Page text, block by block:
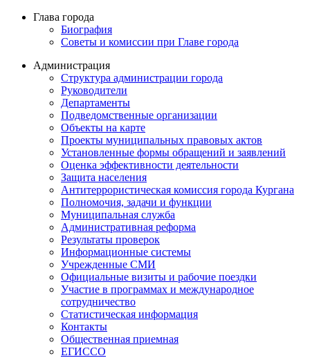
Глава города
Биография
Советы и комиссии при Главе города
Администрация
Структура администрации города
Руководители
Департаменты
Подведомственные организации
Объекты на карте
Проекты муниципальных правовых актов
Установленные формы обращений и заявлений
Оценка эффективности деятельности
Защита населения
Антитеррористическая комиссия города Кургана
Полномочия, задачи и функции
Муниципальная служба
Административная реформа
Результаты проверок
Информационные системы
Учрежденные СМИ
Официальные визиты и рабочие поездки
Участие в программах и международное
сотрудничество
Статистическая информация
Контакты
Общественная приемная
ЕГИССО